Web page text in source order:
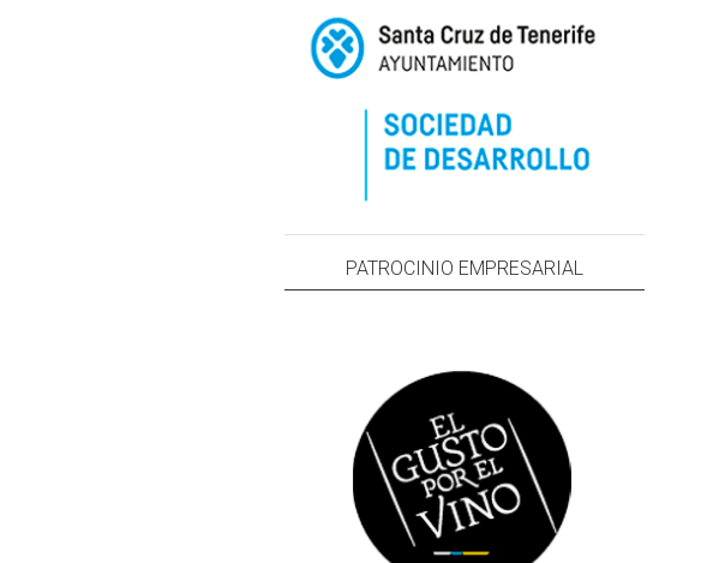
PATROCINIO EMPRESARIAL